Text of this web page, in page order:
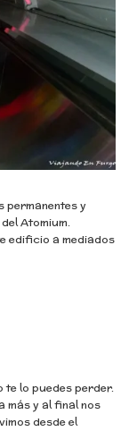
permanentes y
Atomium.
edificio a mediados
te lo puedes perder.
más y al final nos
desde el